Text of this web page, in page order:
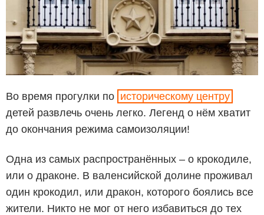
Во время прогулки по историческому центру
детей развлечь очень легко. Легенд о нём хватит
до окончания режима самоизоляции!
Одна из самых распространённых – о крокодиле,
или о драконе. В валенсийской долине проживал
один крокодил, или дракон, которого боялись все
жители. Никто не мог от него избавиться до тех